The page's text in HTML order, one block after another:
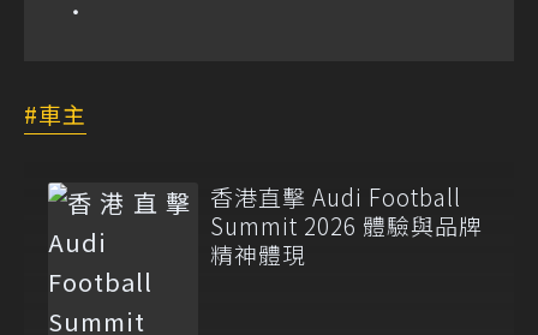
車主
香港直擊 Audi Football
Summit 2026 體驗與品牌
精神體現